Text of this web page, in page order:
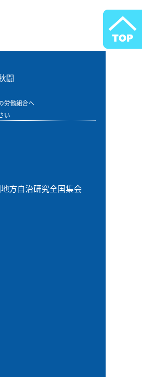
闘
労働組合へ
い
方自治研究全国集会